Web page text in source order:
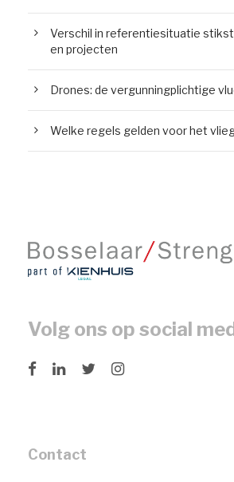
Verschil in referentiesituatie
en projecten
Drones: de vergunningplichtige
Welke regels gelden voor het
Volg ons op social
Contact